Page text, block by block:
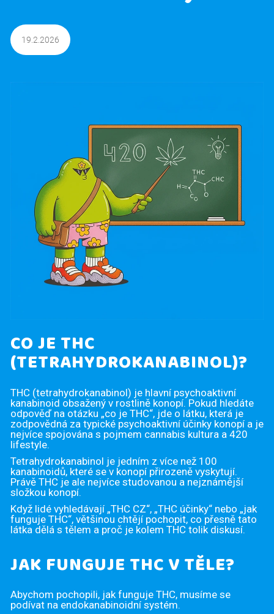
19.2.2026
CO JE THC
(TETRAHYDROKANABINOL)?
THC (tetrahydrokanabinol) je hlavní psychoaktivní
kanabinoid obsažený v rostlině konopí. Pokud hledáte
odpověď na otázku „co je THC“, jde o látku, která je
zodpovědná za typické psychoaktivní účinky konopí a je
nejvíce spojována s pojmem cannabis kultura a 420
lifestyle.
Tetrahydrokanabinol je jedním z více než 100
kanabinoidů, které se v konopí přirozeně vyskytují.
Právě THC je ale nejvíce studovanou a nejznámější
složkou konopí.
Když lidé vyhledávají „THC CZ“, „THC účinky“ nebo „jak
funguje THC“, většinou chtějí pochopit, co přesně tato
látka dělá s tělem a proč je kolem THC tolik diskusí.
JAK FUNGUJE THC V TĚLE?
Abychom pochopili, jak funguje THC, musíme se
podívat na endokanabinoidní systém.
E
N
A
Hledat
U
Č
U
J
E
M
E